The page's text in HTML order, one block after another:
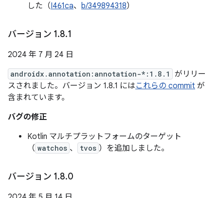
した（I461ca、 b/349894318）
バージョン 1.8.1
2024 年 7 月 24 日
androidx.annotation:annotation-*:1.8.1
がリリー
スされました。バージョン 1.8.1 にはこれらの commit が
含まれています。
バグの修正
Kotlin マルチプラットフォームのターゲット
（ watchos 、 tvos ）を追加しました。
バージョン 1.8.0